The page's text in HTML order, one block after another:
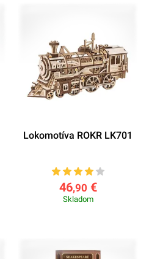
Lokomotíva ROKR LK701
46,90 €
Skladom